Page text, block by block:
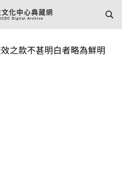
之款不甚明白者略為鮮明